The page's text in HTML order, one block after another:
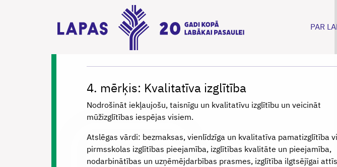
PAR
4. mērķis: Kvalitatīva izglītība
Nodrošināt iekļaujošu, taisnīgu un kvalitatīvu izglītību un veicināt
mūžizglītības iespējas visiem.
Atslēgas vārdi: bezmaksas, vienlīdzīga un kvalitatīva pamatizglītība
pirmsskolas izglītības pieejamība, izglītības kvalitāte un pieejamība,
nodarbinātības un uzņēmējdarbības prasmes, izglītība ilgtsējīgai